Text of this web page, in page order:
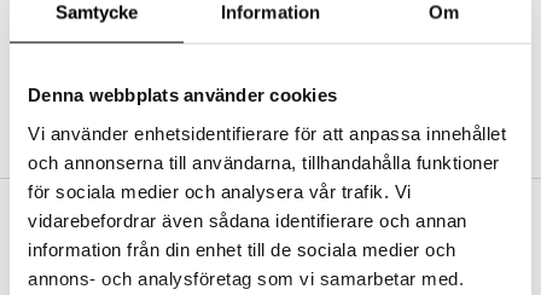
Samtycke Information Om
Denna webbplats använder cookies
Vi använder enhetsidentifierare för att anpassa innehållet
och annonserna till användarna, tillhandahålla funktioner
för sociala medier och analysera vår trafik. Vi
vidarebefordrar även sådana identifierare och annan
information från din enhet till de sociala medier och
annons- och analysföretag som vi samarbetar med.
Önskelistor
SKAPA KUND
VAD KOSTAR FRAKTEN?
Vi erbjuder fri frakt från 350 kr. Vår gräns för fraktfri leverans bestäms
utifån vilken avdelning du handlar från. Läs mer här »